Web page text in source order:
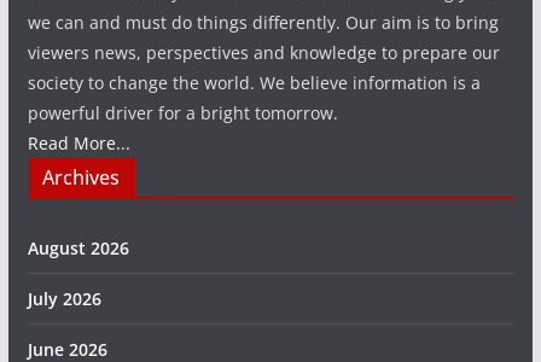
we can and must do things differently. Our aim is to bring
viewers news, perspectives and knowledge to prepare our
society to change the world. We believe information is a
powerful driver for a bright tomorrow.
Read More...
Archives
August 2026
July 2026
June 2026